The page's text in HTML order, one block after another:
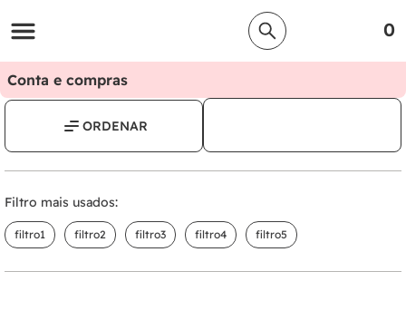
0
Conta e compras
Filtro mais usados:
filtro1 filtro2 filtro3 filtro4 filtro5